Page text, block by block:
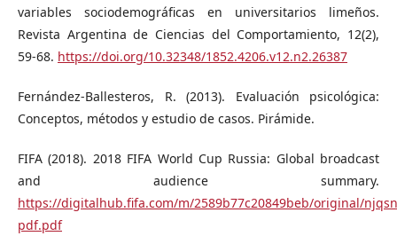
variables sociodemográficas en universitarios limeños.
Revista Argentina de Ciencias del Comportamiento, 12(2),
59-68. https://doi.org/10.32348/1852.4206.v12.n2.26387
Fernández-Ballesteros, R. (2013). Evaluación psicológica:
Conceptos, métodos y estudio de casos. Pirámide.
FIFA (2018). 2018 FIFA World Cup Russia: Global broadcast
and audience summary.
https://digitalhub.fifa.com/m/2589b77c20849beb/original/
pdf.pdf